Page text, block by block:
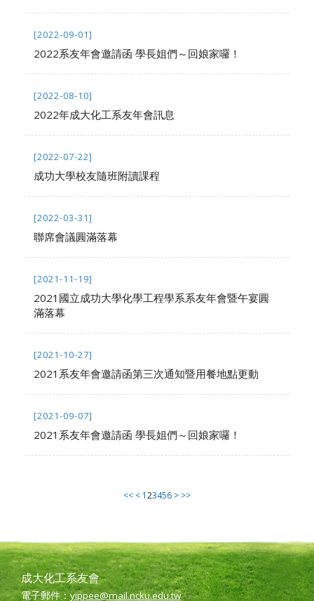
[2022-09-01]
2022系友年會邀請函 學長姐們～回娘家囉！
[2022-08-10]
2022年成大化工系友年會訊息
[2022-07-22]
成功大學校友隨班附讀課程
[2022-03-31]
聯席會議圓滿落幕
[2021-11-19]
2021國立成功大學化學工程學系系友年會暨午宴圓
滿落幕
[2021-10-27]
2021系友年會邀請函第三次通知暨用餐地點更動
[2021-09-07]
2021系友年會邀請函 學長姐們～回娘家囉！
<< < 123456 > >>
成大化工系友會
電子郵件：yippee@mail.ncku.edu.tw